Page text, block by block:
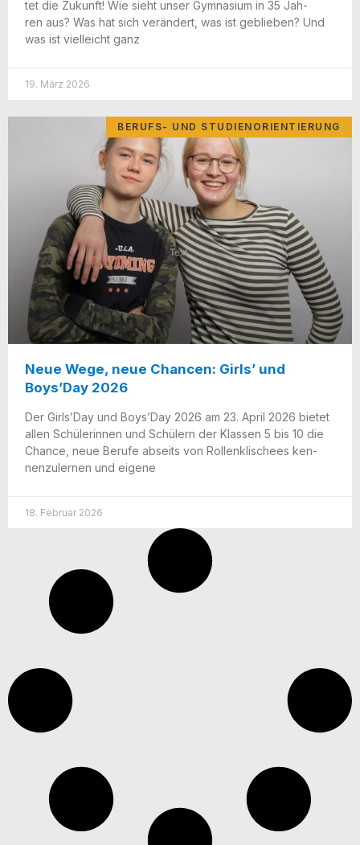
tet die Zukunft! Wie sieht unser Gym­na­si­um in 35 Jah­
ren aus? Was hat sich ver­än­dert, was ist geblie­ben? Und
was ist viel­leicht ganz
19. März 2026
BERUFS- UND STUDIENORIENTIERUNG
Neue Wege, neue Chancen: Girls’ und
Boys’Day 2026
Der Girls’Day und Boys’Day 2026 am 23. April 2026 bie­tet
allen Schü­le­rin­nen und Schü­lern der Klas­sen 5 bis 10 die
Chan­ce, neue Beru­fe abseits von Rol­len­kli­schees ken­
nen­zu­ler­nen und eigene
18. Februar 2026